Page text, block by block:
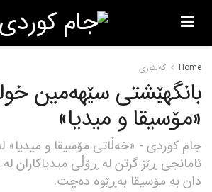
Home کەلتوری
بانگهێشتی سێهەمین
«مۆسیقا و میدیا»
جام کوردی - «خەڵاتی مۆسیقا و میدیا»
ئامانجی ڕێز گرتن لە ڕۆڵی میدیاکاران
دان بە مۆسیقا بەڕێوە دەچت.